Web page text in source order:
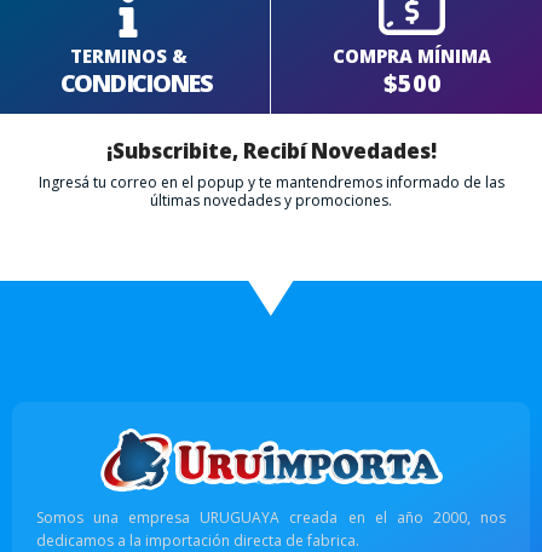
TERMINOS &
CONDICIONES
COMPRA MÍNIMA
$500
¡Subscribite, Recibí Novedades!
Ingresá tu correo en el popup y te mantendremos informado de las
últimas novedades y promociones.
Somos una empresa URUGUAYA creada en el año 2000, nos
dedicamos a la importación directa de fabrica.